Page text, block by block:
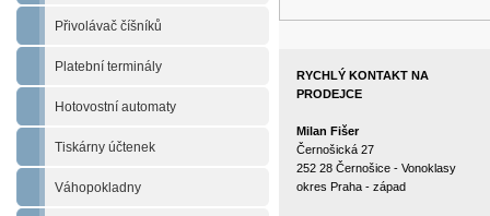
Přivolávač číšníků
Platební terminály
Hotovostní automaty
Tiskárny účtenek
Váhopokladny
RYCHLÝ KONTAKT NA
PRODEJCE
Milan Fišer
Černošická 27
252 28 Černošice - Vonoklasy
okres Praha - západ